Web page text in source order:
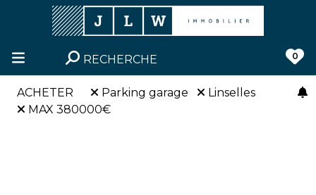
RECHERCHE 0
ACHETER Parking garage
Linselles
MAX 380000€